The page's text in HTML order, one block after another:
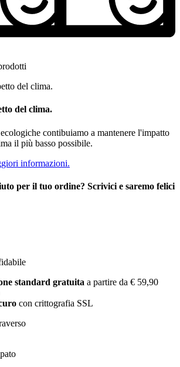
del clima.
contibuiamo a mantenere l'impatto
il più basso possibile.
informazioni.
per il tuo ordine? Scrivici e saremo felici
standard gratuita a partire da € 59,90
con crittografia SSL